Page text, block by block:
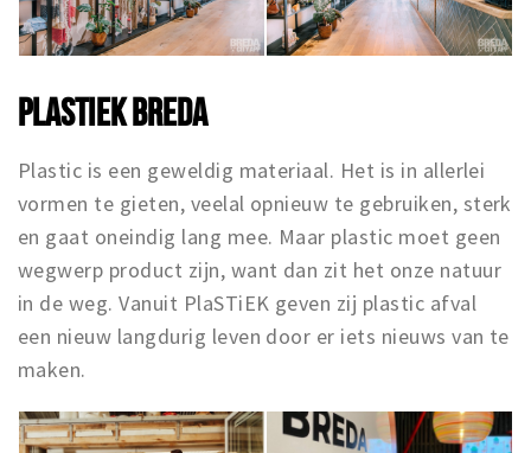
PLASTIEK BREDA
Plastic is een geweldig materiaal. Het is in allerlei
vormen te gieten, veelal opnieuw te gebruiken, sterk
en gaat oneindig lang mee. Maar plastic moet geen
wegwerp product zijn, want dan zit het onze natuur
in de weg. Vanuit PlaSTiEK geven zij plastic afval
een nieuw langdurig leven door er iets nieuws van te
maken.